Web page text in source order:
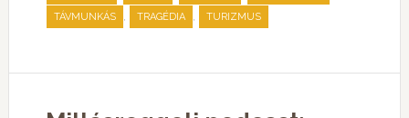
TÁVMUNKÁS , TRAGÉDIA , TURIZMUS